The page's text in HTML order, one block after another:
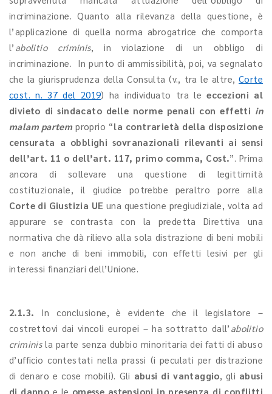
incriminazione. Quanto alla rilevanza della questione, è
l’applicazione di quella norma abrogatrice che comporta
l’ abolitio criminis, in violazione di un obbligo di
incriminazione. In punto di ammissibilità, poi, va segnalato
che la giurisprudenza della Consulta (v., tra le altre, Corte
cost. n. 37 del 2019) ha individuato tra leeccezioni al
divieto di sindacato delle norme penali con effetti in
malam partem proprio “la contrarietà della disposizione
censurata a obblighi sovranazionali rilevanti ai sensi
dell’art. 11 o dell’art. 117, primo comma, Cost.”. Prima
ancora di sollevare una questione di legittimità
costituzionale, il giudice potrebbe peraltro porre alla
Corte di Giustizia UE una questione pregiudiziale, volta ad
appurare se contrasta con la predetta Direttiva una
normativa che dà rilievo alla sola distrazione di beni mobili
e non anche di beni immobili, con effetti lesivi per gli
interessi finanziari dell’Unione.
2.1.3. In conclusione, è evidente che il legislatore –
costrettovi dai vincoli europei – ha sottratto dall’ abolitio
criminisla parte senza dubbio minoritaria dei fatti di abuso
d’ufficio contestati nella prassi (i peculati per distrazione
di denaro e cose mobili). Gli abusi di vantaggio, gli abusi
di danno e le omesse astensioni in presenza di conflitti